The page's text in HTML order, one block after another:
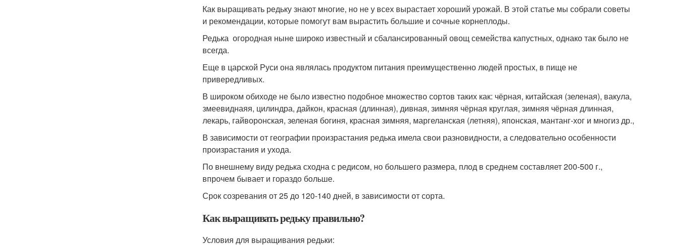
Как выращивать редьку знают многие, но не у всех вырастает хороший урожай. В этой статье мы собрали советы
и рекомендации, которые помогут вам вырастить большие и сочные корнеплоды.
Редька огородная ныне широко известный и сбалансированный овощ семейства капустных, однако так было не
всегда.
Еще в царской Руси она являлась продуктом питания преимущественно людей простых, в пище не
привередливых.
В широком обиходе не было известно подобное множество сортов таких как: чёрная, китайская (зеленая), вакула,
змеевиднаяя, цилиндра, дайкон, красная (длинная), дивная, зимняя чёрная круглая, зимняя чёрная длинная,
лекарь, гайворонская, зеленая богиня, красная зимняя, маргеланская (летняя), японская, мантанг-хог и многиз др.,
В зависимости от географии произрастания редька имела свои разновидности, а следовательно особенности
произрастания и ухода.
По внешнему виду редька сходна с редисом, но большего размера, плод в среднем составляет 200-500 г.,
впрочем бывает и гораздо больше.
Срок созревания от 25 до 120-140 дней, в зависимости от сорта.
Как выращивать редьку правильно?
Условия для выращивания редьки: